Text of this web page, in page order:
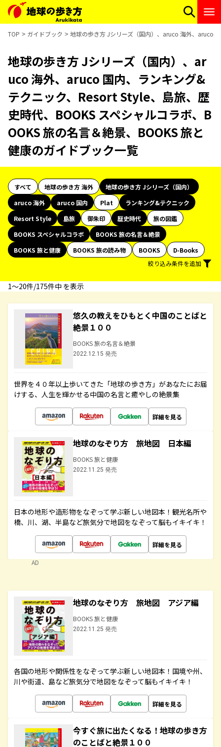
TOP ガイドブック 地球の歩き方 Jシリーズ（国内）、aruco 海外、aruco
地球の歩き方 Jシリーズ（国内）、ar
uco 海外、aruco 国内、ランキング&
テクニック、Resort Style、島旅、歴
史時代、BOOKS スペシャルコラボ、B
OOKS 旅の名言＆絶景、BOOKS 旅と
健康のガイドブック一覧
すべて 地球の歩き方 海外
地球の歩き方 Jシリーズ（国内）
aruco 海外
aruco 国内 Plat
ランキング&テクニック
Resort Style
島旅 御朱印 歴史時代
旅の図鑑
BOOKS スペシャルコラボ
BOOKS 旅の名言＆絶景
BOOKS 旅と健康
BOOKS 旅の読み物 BOOKS
D-Books
絞り込み条件を追加
1〜20件/175件中 を表示
悠久の教えをひもとく中国のことばと
絶景１００
BOOKS 旅の名言＆絶景
2022.12.15 発売
世界を４０年以上歩いてきた「地球の歩き方」があなたにお届
けする、人生を輝かせる中国の名言と癒やしの絶景集
詳細を見る
地球のなぞり方 旅地図 日本編
BOOKS 旅と健康
2022.11.25 発売
日本の地形や造形物をなぞって学ぶ新しい地図本！観光名所や
橋、川、湖、半島など旅気分で地図をなぞって脳もイキイキ！
詳細を見る
AD
地球のなぞり方 旅地図 アジア編
BOOKS 旅と健康
2022.11.25 発売
各国の地形や関係性をなぞって学ぶ新しい地図本！国境や州、
川や街道、島など旅気分で地図をなぞって脳もイキイキ！
詳細を見る
今すぐ旅に出たくなる！地球の歩き方
のことばと絶景１００